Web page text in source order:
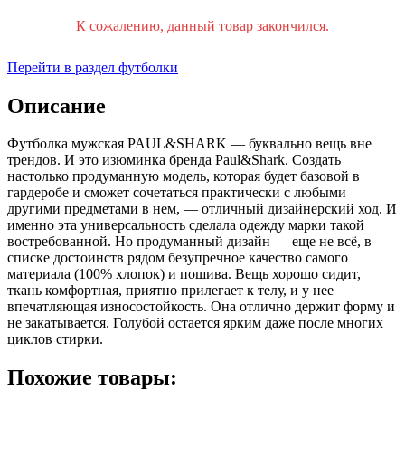
К сожалению, данный товар закончился.
Перейти в раздел футболки
Описание
Футболка мужская PAUL&SHARK — буквально вещь вне
трендов. И это изюминка бренда Paul&Shark. Создать
настолько продуманную модель, которая будет базовой в
гардеробе и сможет сочетаться практически с любыми
другими предметами в нем, — отличный дизайнерский ход. И
именно эта универсальность сделала одежду марки такой
востребованной. Но продуманный дизайн — еще не всё, в
списке достоинств рядом безупречное качество самого
материала (100% хлопок) и пошива. Вещь хорошо сидит,
ткань комфортная, приятно прилегает к телу, и у нее
впечатляющая износостойкость. Она отлично держит форму и
не закатывается. Голубой остается ярким даже после многих
циклов стирки.
Похожие товары: